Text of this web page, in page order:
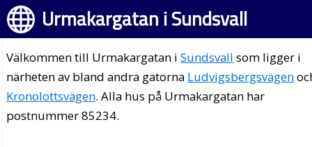
Urmakargatan i Sundsvall
Välkommen till Urmakargatan iSundsvall som ligger i
närheten av bland andra gatorna Ludvigsbergsvägen
Kronolottsvägen. Alla hus på Urmakargatan har
postnummer 85234.